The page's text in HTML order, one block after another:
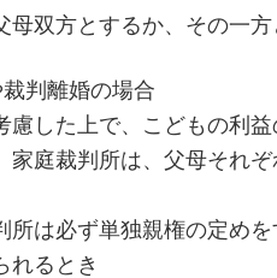
双方とするか、その一方
判離婚の場合
慮した上で、こどもの利
家庭裁判所は、父母それ
は必ず単独親権の定めを
れるとき